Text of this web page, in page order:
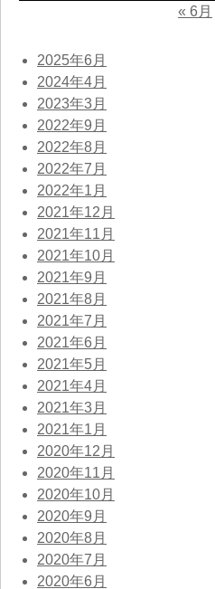
« 6月
2025年6月
2024年4月
2023年3月
2022年9月
2022年8月
2022年7月
2022年1月
2021年12月
2021年11月
2021年10月
2021年9月
2021年8月
2021年7月
2021年6月
2021年5月
2021年4月
2021年3月
2021年1月
2020年12月
2020年11月
2020年10月
2020年9月
2020年8月
2020年7月
2020年6月